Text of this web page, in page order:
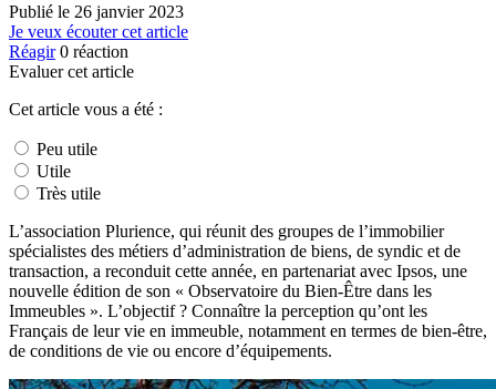
Publié le 26 janvier 2023
Je veux écouter cet article
Réagir 0 réaction
Evaluer cet article
Cet article vous a été :
Peu utile
Utile
Très utile
L’association Plurience, qui réunit des groupes de l’immobilier
spécialistes des métiers d’administration de biens, de syndic et de
transaction, a reconduit cette année, en partenariat avec Ipsos, une
nouvelle édition de son « Observatoire du Bien-Être dans les
Immeubles ». L’objectif ? Connaître la perception qu’ont les
Français de leur vie en immeuble, notamment en termes de bien-être,
de conditions de vie ou encore d’équipements.